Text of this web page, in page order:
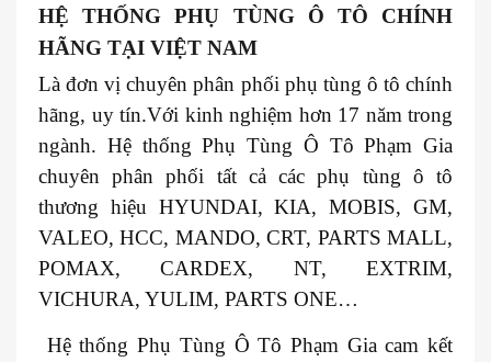
HỆ THỐNG PHỤ TÙNG Ô TÔ CHÍNH
HÃNG TẠI VIỆT NAM
Là đơn vị chuyên phân phối phụ tùng ô tô chính
hãng, uy tín.Với kinh nghiệm hơn 17 năm trong
ngành. Hệ thống Phụ Tùng Ô Tô Phạm Gia
chuyên phân phối tất cả các phụ tùng ô tô
thương hiệu HYUNDAI, KIA, MOBIS, GM,
VALEO, HCC, MANDO, CRT, PARTS MALL,
POMAX, CARDEX, NT, EXTRIM,
VICHURA, YULIM, PARTS ONE…
Hệ thống Phụ Tùng Ô Tô Phạm Gia cam kết